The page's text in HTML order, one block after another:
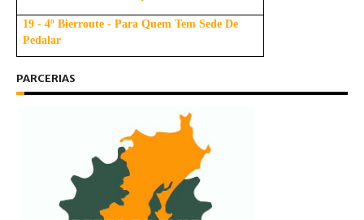
19 - 4º Bierroute - Para Quem Tem Sede De
Pedalar
PARCERIAS